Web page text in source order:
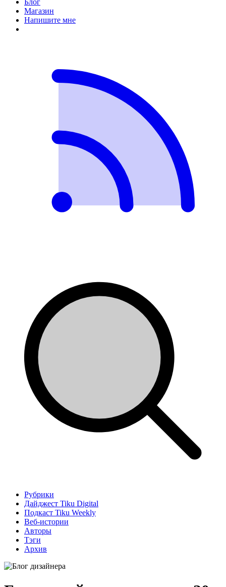
Блог
Магазин
Напишите мне
Рубрики
Дайджест Tiku Digital
Подкаст Tiku Weekly
Веб-истории
Авторы
Тэги
Архив